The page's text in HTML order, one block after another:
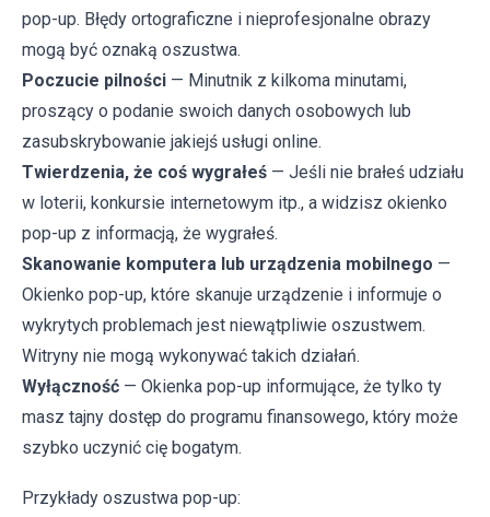
pop-up. Błędy ortograficzne i nieprofesjonalne obrazy
mogą być oznaką oszustwa.
Poczucie pilności — Minutnik z kilkoma minutami,
proszący o podanie swoich danych osobowych lub
zasubskrybowanie jakiejś usługi online.
Twierdzenia, że coś wygrałeś — Jeśli nie brałeś udziału
w loterii, konkursie internetowym itp., a widzisz okienko
pop-up z informacją, że wygrałeś.
Skanowanie komputera lub urządzenia mobilnego —
Okienko pop-up, które skanuje urządzenie i informuje o
wykrytych problemach jest niewątpliwie oszustwem.
Witryny nie mogą wykonywać takich działań.
Wyłączność — Okienka pop-up informujące, że tylko ty
masz tajny dostęp do programu finansowego, który może
szybko uczynić cię bogatym.
Przykłady oszustwa pop-up: